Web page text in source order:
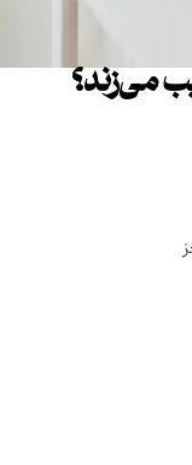
می‌زند؟